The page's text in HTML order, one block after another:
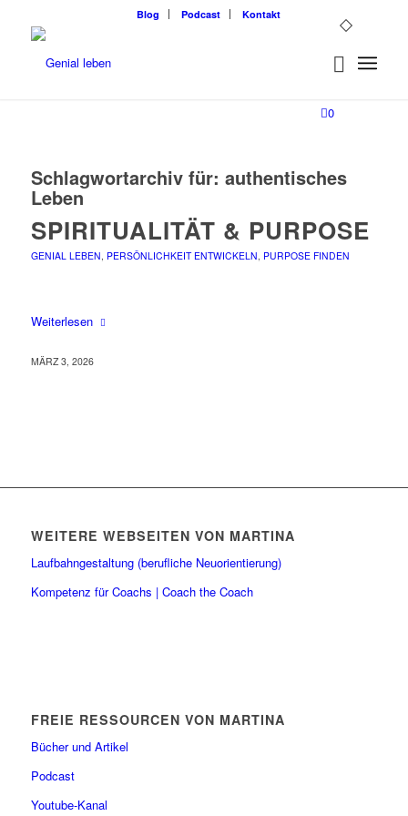
Blog Podcast Kontakt
0
Schlagwortarchiv für: authentisches
Leben
SPIRITUALITÄT & PURPOSE
GENIAL LEBEN, PERSÖNLICHKEIT ENTWICKELN, PURPOSE FINDEN
Weiterlesen
MÄRZ 3, 2026
WEITERE WEBSEITEN VON MARTINA
Laufbahngestaltung (berufliche Neuorientierung)
Kompetenz für Coachs | Coach the Coach
FREIE RESSOURCEN VON MARTINA
Bücher und Artikel
Podcast
Youtube-Kanal